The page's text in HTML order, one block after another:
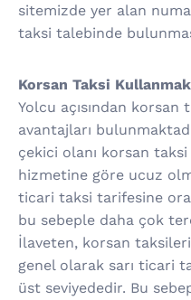
sitemizde yer alan
taksi talebinde
Korsan Taksi Kullanmak
Yolcu açısından
avantajları
çekici olanı korsan
hizmetine göre ucuz
ticari taksi tarifesine
bu sebeple daha çok
İlaveten, korsan
genel olarak sarı ticari
üst seviyededir. Bu